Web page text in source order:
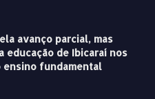
avanço parcial, mas
educação de Ibicaraí nos
ensino fundamental